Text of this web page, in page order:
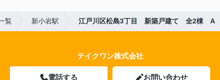
覧 新小岩駅 江戸川区松島3丁目 新築戸建て 全2棟 A
テイクワン株式会社
電話する お問い合わせ